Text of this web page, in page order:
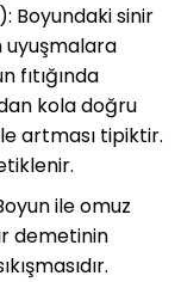
Boyundaki sinir
uyuşmalara
fıtığında
kola doğru
artması tipiktir.
ile omuz
demetinin